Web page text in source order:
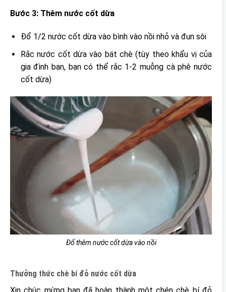
Bước 3: Thêm nước cốt dừa
Đổ 1/2 nước cốt dừa vào bình vào nồi nhỏ và đun sôi
Rắc nước cốt dừa vào bát chè (tùy theo khẩu vị của
gia đình bạn, bạn có thể rắc 1-2 muỗng cà phê nước
cốt dừa)
Đổ thêm nước cốt dừa vào nồi
Thưởng thức chè bí đỏ nước cốt dừa